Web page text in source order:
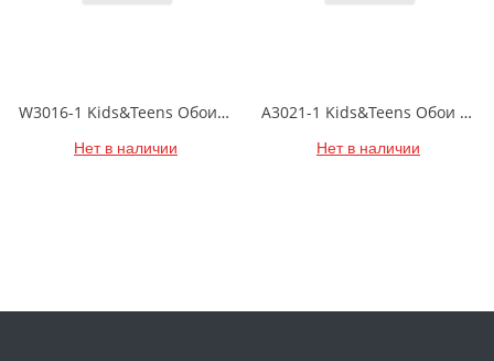
W3016-1 Kids&Teens Обои DUPLEX (бумажные) 0.93*17.75
Нет в наличии
A3021-1 Kids&Teens Обои DUPLEX (бумажные) 0.93*17.75
Нет в наличии